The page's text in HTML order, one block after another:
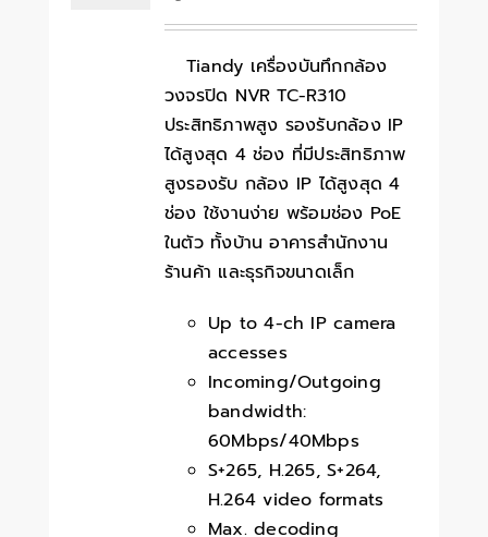
Tiandy เครื่องบันทึกกล้อง
วงจรปิด NVR TC-R310
ประสิทธิภาพสูง รองรับกล้อง IP
ได้สูงสุด 4 ช่อง ที่มีประสิทธิภาพ
สูงรองรับ กล้อง IP ได้สูงสุด 4
ช่อง ใช้งานง่าย พร้อมช่อง PoE
ในตัว ทั้งบ้าน อาคารสำนักงาน
ร้านค้า และธุรกิจขนาดเล็ก
Up to 4-ch IP camera
accesses
Incoming/Outgoing
bandwidth:
60Mbps/40Mbps
S+265, H.265, S+264,
H.264 video formats
Max. decoding